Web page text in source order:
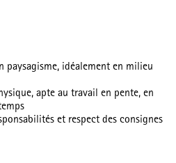
paysagisme, idéalement en milieu
apte au travail en pente, en
et respect des consignes